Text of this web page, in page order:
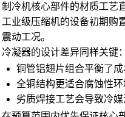
制冷机核心部件的材质工艺
工业级压缩机的设备初期购
震动工况。
冷凝器的设计差异同样关键：
铜管铝翅片组合平衡了
全铜结构更适合腐蚀性
劣质焊接工艺会导致冷